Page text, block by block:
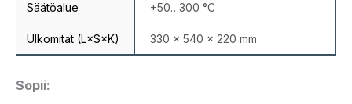
Säätöalue +50…300 °C
Ulkomitat (L×S×K) 330 × 540 × 220 mm
Sopii: